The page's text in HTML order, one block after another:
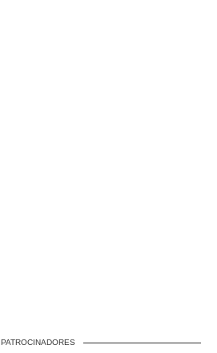
PATROCINADORES